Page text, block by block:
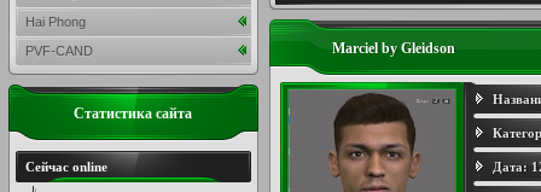
Marciel by Gleidson
Дата:
Hai Phong
PVF-CAND
Статистика сайта
Сейчас online